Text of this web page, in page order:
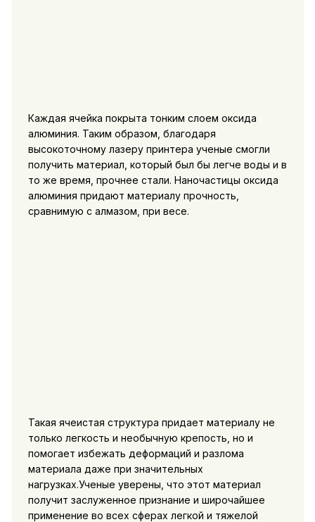
Каждая ячейка покрыта тонким слоем оксида
алюминия. Таким образом, благодаря
высокоточному лазеру принтера ученые смогли
получить материал, который был бы легче воды и в
то же время, прочнее стали. Наночастицы оксида
алюминия придают материалу прочность,
сравнимую с алмазом, при весе.
Такая ячеистая структура придает материалу не
только легкость и необычную крепость, но и
помогает избежать деформаций и разлома
материала даже при значительных
нагрузках.Ученые уверены, что этот материал
получит заслуженное признание и широчайшее
применение во всех сферах легкой и тяжелой